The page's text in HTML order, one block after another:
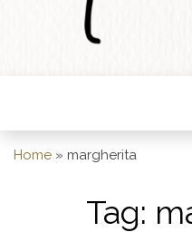
Home » margherita
Tag: